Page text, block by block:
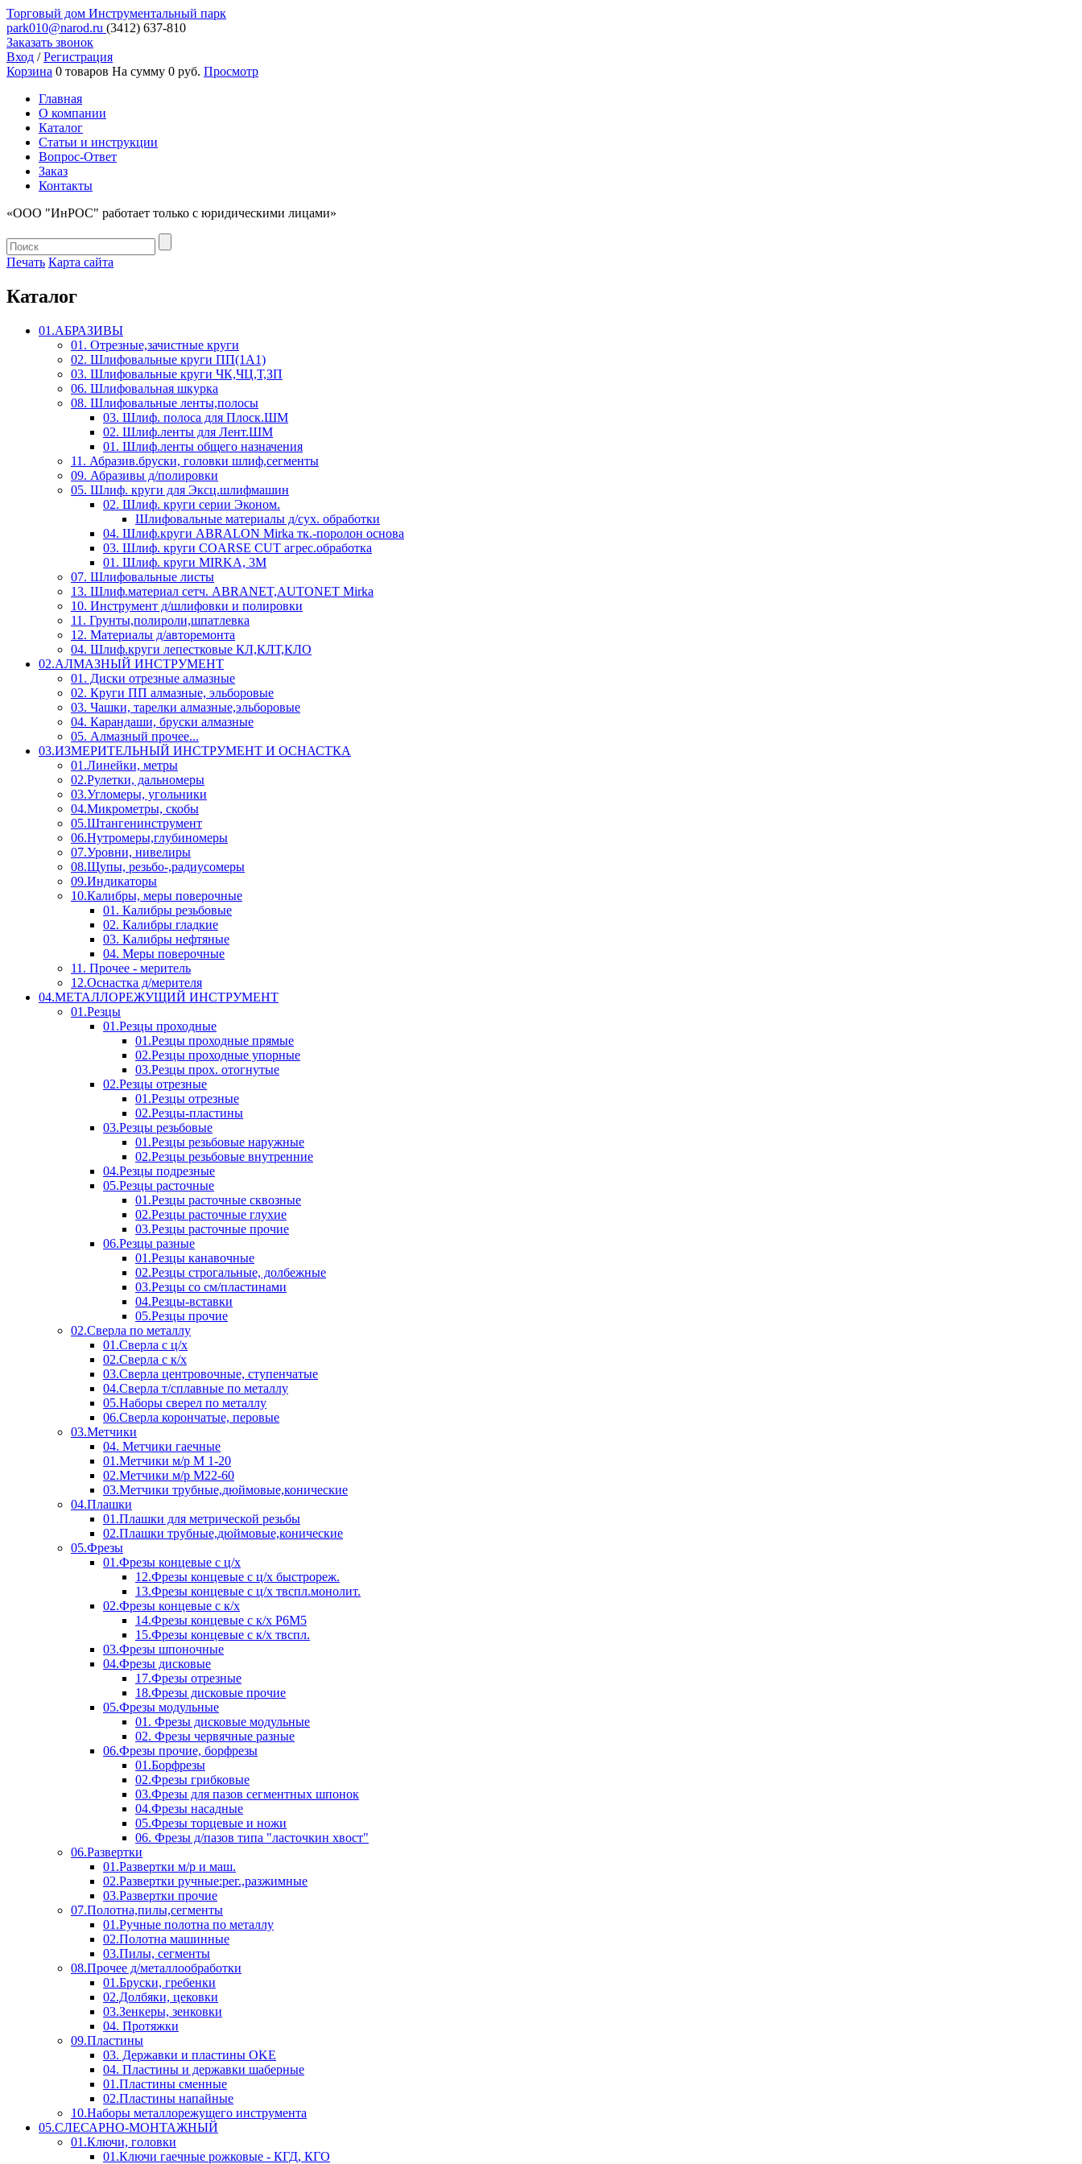
Торговый дом Инструментальный парк
park010@narod.ru (3412) 637-810
Заказать звонок
Вход /Регистрация
Корзина 0 товаров На сумму 0 руб. Просмотр
Главная
О компании
Каталог
Статьи и инструкции
Вопрос-Ответ
Заказ
Контакты
«ООО "ИнРОС" работает только с юридическими лицами»
Печать Карта сайта
Каталог
01.АБРАЗИВЫ
01. Отрезные,зачистные круги
02. Шлифовальные круги ПП(1А1)
03. Шлифовальные круги ЧК,ЧЦ,Т,ЗП
06. Шлифовальная шкурка
08. Шлифовальные ленты,полосы
03. Шлиф. полоса для Плоск.ШМ
02. Шлиф.ленты для Лент.ШМ
01. Шлиф.ленты общего назначения
11. Абразив.бруски, головки шлиф,сегменты
09. Абразивы д/полировки
05. Шлиф. круги для Эксц.шлифмашин
02. Шлиф. круги серии Эконом.
Шлифовальные материалы д/сух. обработки
04. Шлиф.круги ABRALON Mirka тк.-поролон основа
03. Шлиф. круги COARSE CUT агрес.обработка
01. Шлиф. круги MIRKA, 3M
07. Шлифовальные листы
13. Шлиф.материал сетч. ABRANET,AUTONET Mirka
10. Инструмент д/шлифовки и полировки
11. Грунты,полироли,шпатлевка
12. Материалы д/авторемонта
04. Шлиф.круги лепестковые КЛ,КЛТ,КЛО
02.АЛМАЗНЫЙ ИНСТРУМЕНТ
01. Диски отрезные алмазные
02. Круги ПП алмазные, эльборовые
03. Чашки, тарелки алмазные,эльборовые
04. Карандаши, бруски алмазные
05. Алмазный прочее...
03.ИЗМЕРИТЕЛЬНЫЙ ИНСТРУМЕНТ И ОСНАСТКА
01.Линейки, метры
02.Рулетки, дальномеры
03.Угломеры, угольники
04.Микрометры, скобы
05.Штангенинструмент
06.Нутромеры,глубиномеры
07.Уровни, нивелиры
08.Щупы, резьбо-,радиусомеры
09.Индикаторы
10.Калибры, меры поверочные
01. Калибры резьбовые
02. Калибры гладкие
03. Калибры нефтяные
04. Меры поверочные
11. Прочее - меритель
12.Оснастка д/мерителя
04.МЕТАЛЛОРЕЖУЩИЙ ИНСТРУМЕНТ
01.Резцы
01.Резцы проходные
01.Резцы проходные прямые
02.Резцы проходные упорные
03.Резцы прох. отогнутые
02.Резцы отрезные
01.Резцы отрезные
02.Резцы-пластины
03.Резцы резьбовые
01.Резцы резьбовые наружные
02.Резцы резьбовые внутренние
04.Резцы подрезные
05.Резцы расточные
01.Резцы расточные сквозные
02.Резцы расточные глухие
03.Резцы расточные прочие
06.Резцы разные
01.Резцы канавочные
02.Резцы строгальные, долбежные
03.Резцы со см/пластинами
04.Резцы-вставки
05.Резцы прочие
02.Сверла по металлу
01.Сверла с ц/х
02.Сверла с к/х
03.Сверла центровочные, ступенчатые
04.Сверла т/сплавные по металлу
05.Наборы сверел по металлу
06.Сверла корончатые, перовые
03.Метчики
04. Метчики гаечные
01.Метчики м/р М 1-20
02.Метчики м/р М22-60
03.Метчики трубные,дюймовые,конические
04.Плашки
01.Плашки для метрической резьбы
02.Плашки трубные,дюймовые,конические
05.Фрезы
01.Фрезы концевые с ц/х
12.Фрезы концевые с ц/х быстрореж.
13.Фрезы концевые с ц/х твспл.монолит.
02.Фрезы концевые с к/х
14.Фрезы концевые с к/х Р6М5
15.Фрезы концевые с к/х твспл.
03.Фрезы шпоночные
04.Фрезы дисковые
17.Фрезы отрезные
18.Фрезы дисковые прочие
05.Фрезы модульные
01. Фрезы дисковые модульные
02. Фрезы червячные разные
06.Фрезы прочие, борфрезы
01.Борфрезы
02.Фрезы грибковые
03.Фрезы для пазов сегментных шпонок
04.Фрезы насадные
05.Фрезы торцевые и ножи
06. Фрезы д/пазов типа "ласточкин хвост"
06.Развертки
01.Развертки м/р и маш.
02.Развертки ручные:рег.,разжимные
03.Развертки прочие
07.Полотна,пилы,сегменты
01.Ручные полотна по металлу
02.Полотна машинные
03.Пилы, сегменты
08.Прочее д/металлообработки
01.Бруски, гребенки
02.Долбяки, цековки
03.Зенкеры, зенковки
04. Протяжки
09.Пластины
03. Державки и пластины OKE
04. Пластины и державки шаберные
01.Пластины сменные
02.Пластины напайные
10.Наборы металлорежущего инструмента
05.СЛЕСАРНО-МОНТАЖНЫЙ
01.Ключи, головки
01.Ключи гаечные рожковые - КГД, КГО